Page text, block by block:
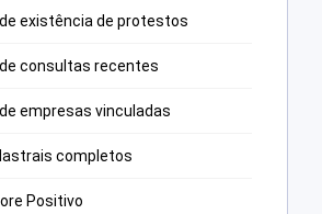
existência de protestos
consultas recentes
empresas vinculadas
completos
Positivo